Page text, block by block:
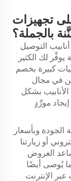
تجهيزات
بالجملة؟
التوصيل
لك الكثير
كبيرة بخصم
في مجال
بشكل
مورِّدٍ
الجودة وبأسعار
أو زيارتنا
العروض
يُوصى أيضًا
الإنترنت